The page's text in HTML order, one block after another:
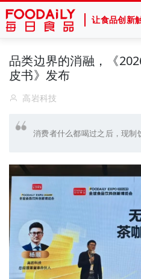
让食品创新
品类边界的消融，《
皮书》发布
高岩科技
消费者什么都喝过之后，现制